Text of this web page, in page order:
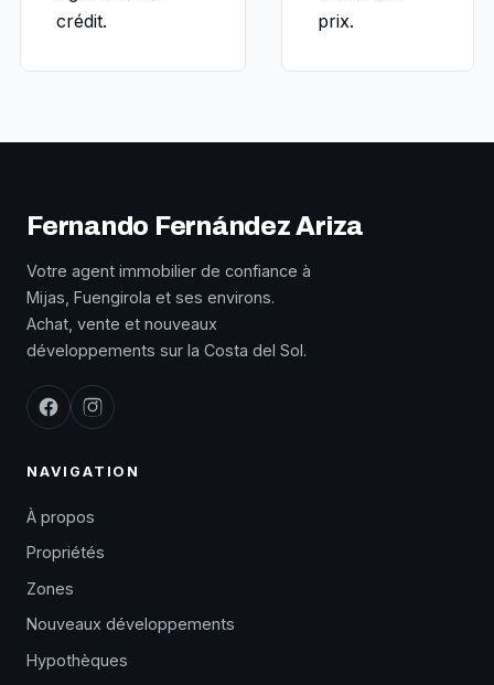
crédit.
prix.
Fernando Fernández Ariza
Votre agent immobilier de confiance à
Mijas, Fuengirola et ses environs.
Achat, vente et nouveaux
développements sur la Costa del Sol.
NAVIGATION
À propos
Propriétés
Zones
Nouveaux développements
Hypothèques